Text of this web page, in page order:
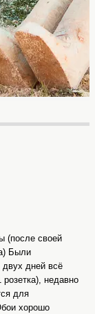
(после своей
Были
двух дней всё
недавно
для
хорошо